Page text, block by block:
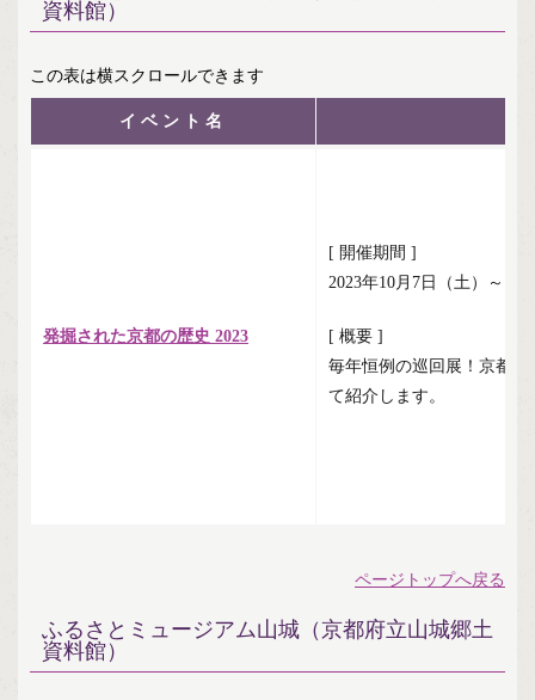
資料館）
イベント名
発掘された京都の歴史 2023
[ 開催期間 ]
2023年10月7日（土）～11
[ 概要 ]
毎年恒例の巡回展！京都
て紹介します。
ページトップへ戻る
ふるさとミュージアム山城（京都府立山城郷土
資料館）